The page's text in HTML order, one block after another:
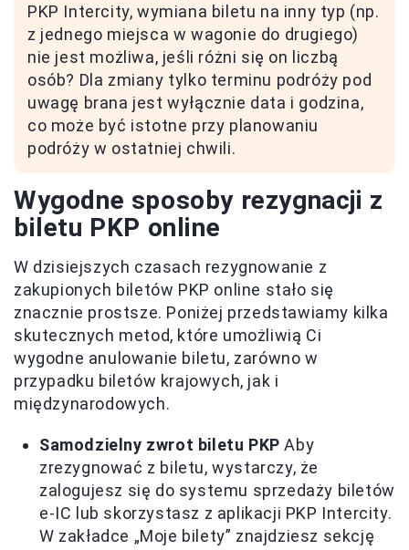
PKP Intercity, wymiana biletu na inny typ (np.
z jednego miejsca w wagonie do drugiego)
nie jest możliwa, jeśli różni się on liczbą
osób? Dla zmiany tylko terminu podróży pod
uwagę brana jest wyłącznie data i godzina,
co może być istotne przy planowaniu
podróży w ostatniej chwili.
Wygodne sposoby rezygnacji z
biletu PKP online
W dzisiejszych czasach rezygnowanie z
zakupionych biletów PKP online stało się
znacznie prostsze. Poniżej przedstawiamy kilka
skutecznych metod, które umożliwią Ci
wygodne anulowanie biletu, zarówno w
przypadku biletów krajowych, jak i
międzynarodowych.
Samodzielny zwrot biletu PKP Aby
zrezygnować z biletu, wystarczy, że
zalogujesz się do systemu sprzedaży biletów
e-IC lub skorzystasz z aplikacji PKP Intercity.
W zakładce „Moje bilety” znajdziesz sekcję